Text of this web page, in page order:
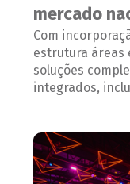
mercado
Com
estrutura áreas
soluções
integrados,